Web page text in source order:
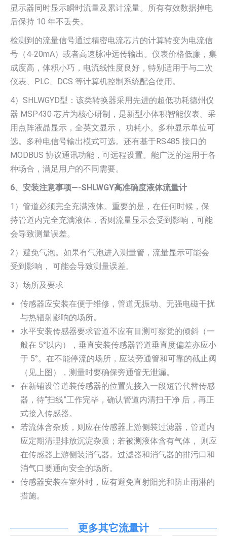
显示器同时显示瞬时流量及累计流量。所有有效数据掉电
后保持 10 年不丢失。
检测到的流量信号通过精密电流芯片的计算转变为电流信
号（4-20mA）或者高速脉冲远传输出。仪表价格低廉，集
成度高，体积小巧，电流线性度良好，特别适用于与二次
仪表、PLC、DCS 等计算机控制系统配合使用。
4）SHLWGYD型：该类转换器采用先进的超低功耗德州仪
器 MSP430 芯片为核心研制，是新型小体积智能仪表。采
用点阵液晶显示，全英文显示， 功耗小。多种显示单位可
选。多种电信号输出模式可选。还有基于RS485 接口的
MODBUS 协议通讯功能，可远程设置。能广泛的运用于各
种场合，满足用户的不同需要。
6、安装注意事项—-SHLWGY高准确度液体流量计
1）管道必须完全充满液体。重要的是，在任何时候，保
持管道内完全充满液体，否则流量显示会受到影响，可能
会导致测量误差。
2）避免气泡。如果有气泡进入测量管，流量显示可能会
受到影响， 可能会导致测量误差。
3）场所及要求
传感器应安装在便于维修，管道无振动、无强电磁干扰
与热辐射影响的场所。
水平安装传感器要求管道不应有目测可察觉的倾斜（一
般在 5°以内），垂直安装传感器管道垂直度偏差亦应小
于 5°。在不能停流的场所，应装旁通管和可靠的截止阀
（见上图），测量时要确保旁通管无泄漏。
在新铺设管道装传感器的位置先接入一段短管代替传感
器，待“扫线”工作完毕，确认管道内清扫干净 后，再正
式接入传感器。
若流体含杂质，则应在传感器上游侧装过滤器，管道内
应定期清理排放沉淀杂质；若被测液体含有气体， 则应
在传感器上游侧装消气器。过滤器和消气器的排污口和
消气口要通向安全的场所。
传感器安装在室外时，应有避免直射阳光和防止雨淋的
措施。
更多其它流量计